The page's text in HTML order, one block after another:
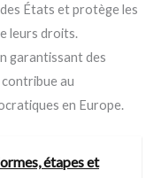
États et protège les
leurs droits.
garantissant des
au
en Europe.
étapes et